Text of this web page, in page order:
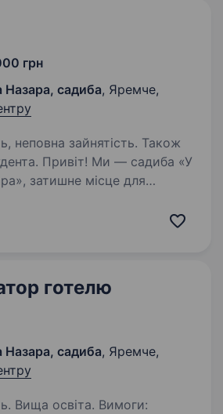
грн
садиба, Яремче,
неповна зайнятість. Також
— садиба «У
затишне місце для
до нашої команди
готелю
садиба, Яремче,
освіта. Вимоги: